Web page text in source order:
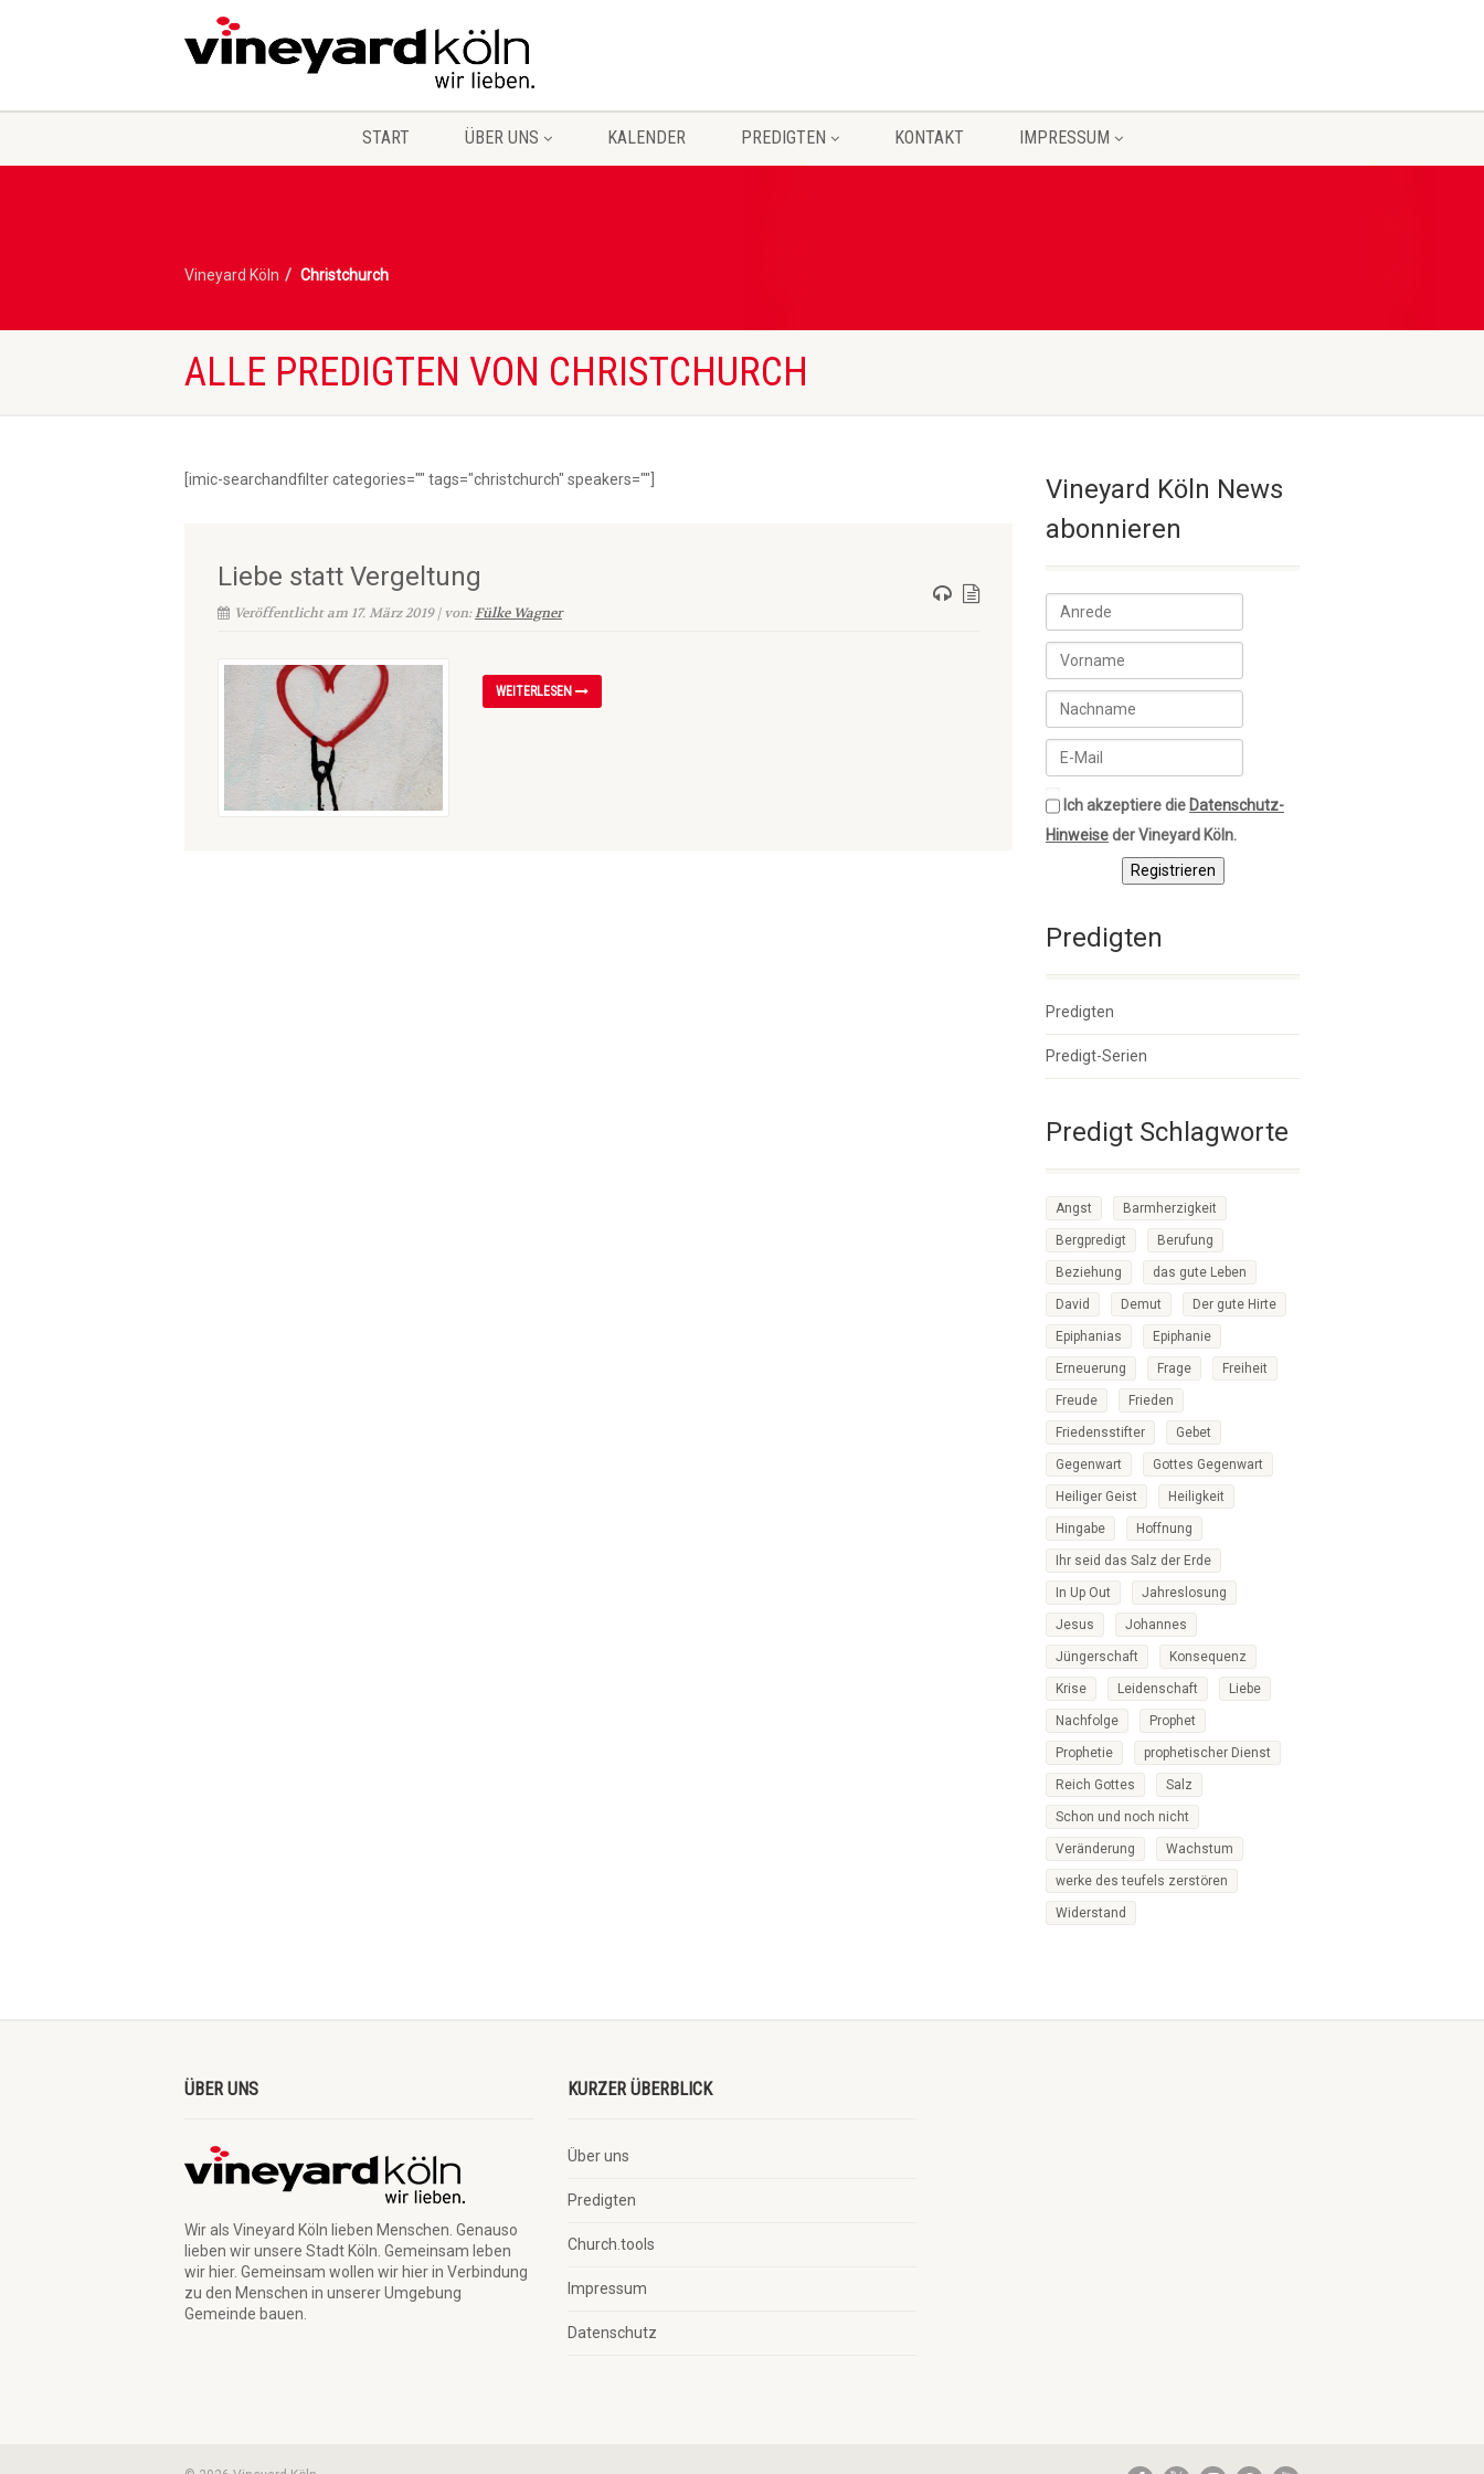
START ÜBER UNS KALENDER PREDIGTEN KONTAKT IMPRESSUM
Vineyard Köln Christchurch
ALLE PREDIGTEN VON CHRISTCHURCH
[imic-searchandfilter categories="" tags="christchurch" speakers=""]
Liebe statt Vergeltung
Veröffentlicht am 17. März 2019 | von:Fülke Wagner
WEITERLESEN
Vineyard Köln News
abonnieren
Ich akzeptiere die Datenschutz-
Hinweiseder Vineyard Köln.
Registrieren
Predigten
Predigten
Predigt-Serien
Predigt Schlagworte
Angst Barmherzigkeit
Bergpredigt Berufung
Beziehung das gute Leben
David Demut Der gute Hirte
Epiphanias Epiphanie
Erneuerung Frage Freiheit
Freude Frieden
Friedensstifter Gebet
Gegenwart Gottes Gegenwart
Heiliger Geist Heiligkeit
Hingabe Hoffnung
Ihr seid das Salz der Erde
In Up Out Jahreslosung
Jesus Johannes
Jüngerschaft Konsequenz
Krise Leidenschaft Liebe
Nachfolge Prophet
Prophetie prophetischer Dienst
Reich Gottes Salz
Schon und noch nicht
Veränderung Wachstum
werke des teufels zerstören
Widerstand
ÜBER UNS
Wir als Vineyard Köln lieben Menschen. Genauso
lieben wir unsere Stadt Köln. Gemeinsam leben
wir hier. Gemeinsam wollen wir hier in Verbindung
zu den Menschen in unserer Umgebung
Gemeinde bauen.
KURZER ÜBERBLICK
Über uns
Predigten
Church.tools
Impressum
Datenschutz